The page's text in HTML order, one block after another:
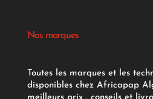
Nos marques
Toutes les marques et les
disponibles chez Africapap